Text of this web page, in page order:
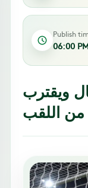
Publish
06:00
ويقترب
من اللقب